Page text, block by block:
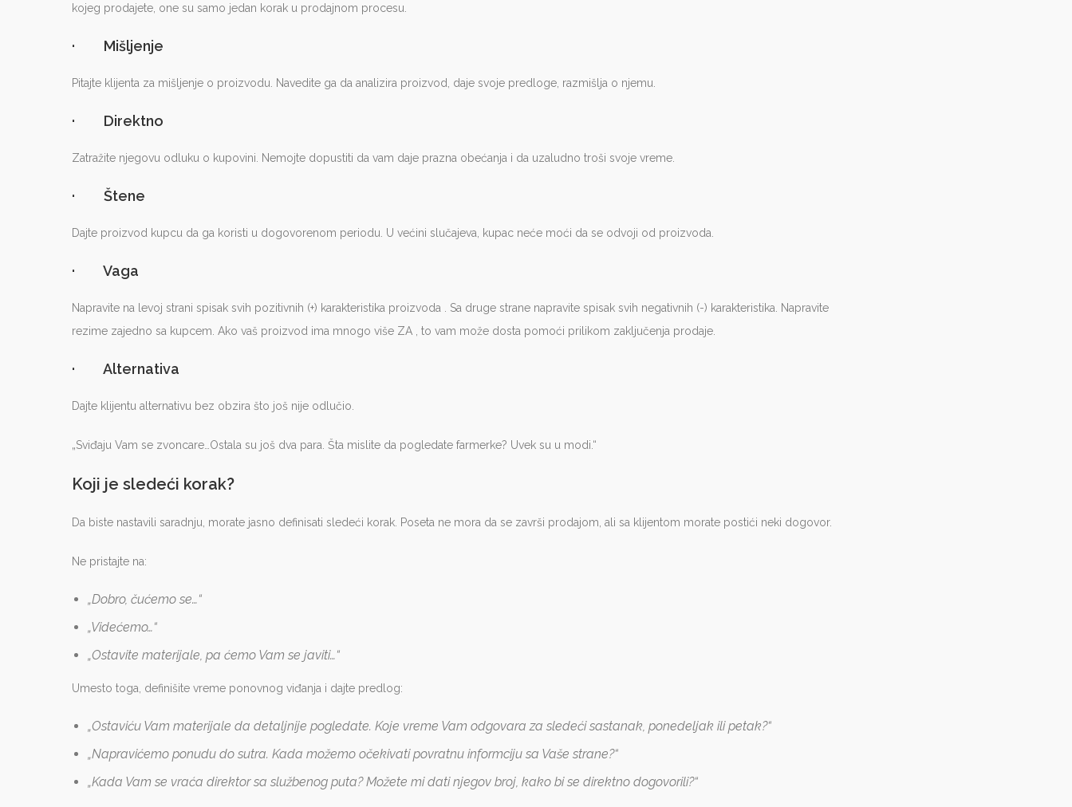
kojeg prodajete, one su samo jedan korak u prodajnom procesu.
· Mišljenje
Pitajte klijenta za mišljenje o proizvodu. Navedite ga da analizira proizvod, daje svoje predloge, razmišlja o njemu.
· Direktno
Zatražite njegovu odluku o kupovini. Nemojte dopustiti da vam daje prazna obećanja i da uzaludno troši svoje vreme.
· Štene
Dajte proizvod kupcu da ga koristi u dogovorenom periodu. U većini slučajeva, kupac neće moći da se odvoji od proizvoda.
· Vaga
Napravite na levoj strani spisak svih pozitivnih (+) karakteristika proizvoda . Sa druge strane napravite spisak svih negativnih (-) karakteristika. Napravite
rezime zajedno sa kupcem. Ako vaš proizvod ima mnogo više ZA , to vam može dosta pomoći prilikom zaključenja prodaje.
· Alternativa
Dajte klijentu alternativu bez obzira što još nije odlučio.
„Sviđaju Vam se zvoncare…Ostala su još dva para. Šta mislite da pogledate farmerke? Uvek su u modi.“
Koji je sledeći korak?
Da biste nastavili saradnju, morate jasno definisati sledeći korak. Poseta ne mora da se završi prodajom, ali sa klijentom morate postići neki dogovor.
Ne pristajte na:
„Dobro, čućemo se…“
„Videćemo…“
„Ostavite materijale, pa ćemo Vam se javiti…“
Umesto toga, definišite vreme ponovnog viđanja i dajte predlog:
„Ostaviću Vam materijale da detaljnije pogledate. Koje vreme Vam odgovara za sledeći sastanak, ponedeljak ili petak?“
„Napravićemo ponudu do sutra. Kada možemo očekivati povratnu informciju sa Vaše strane?“
„Kada Vam se vraća direktor sa službenog puta? Možete mi dati njegov broj, kako bi se direktno dogovorili?“